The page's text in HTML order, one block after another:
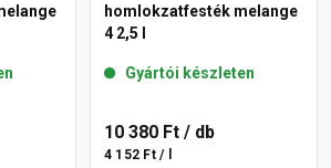
homlokzatfesték melange
4 2,5 l
Gyártói készleten
10 380 Ft / db
4 152 Ft / l